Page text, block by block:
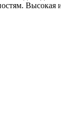
Высокая